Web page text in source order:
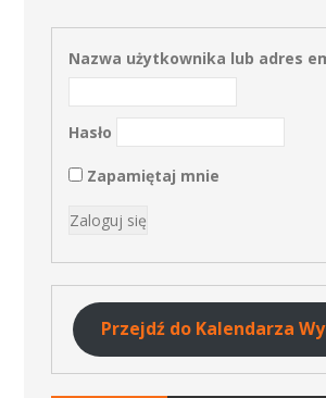
Nazwa użytkownika lub adres
Hasło
Zapamiętaj mnie
Przejdź do Kalendarza